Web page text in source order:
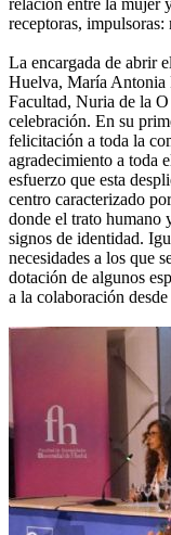
relación entre la mujer
receptoras,
La encargada de abrir
Huelva, María Antonia
Facultad, Nuria de la
celebración. En su
felicitación a toda la
agradecimiento a toda
esfuerzo que esta
centro caracterizado
donde el trato humano
signos de identidad.
necesidades a los que
dotación de algunos
a la colaboración